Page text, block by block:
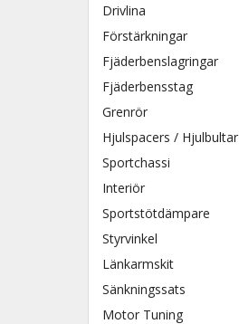
Drivlina
Förstärkningar
Fjäderbenslagringar
Fjäderbensstag
Grenrör
Hjulspacers / Hjulbultar
Sportchassi
Interiör
Sportstötdämpare
Styrvinkel
Länkarmskit
Sänkningssats
Motor Tuning